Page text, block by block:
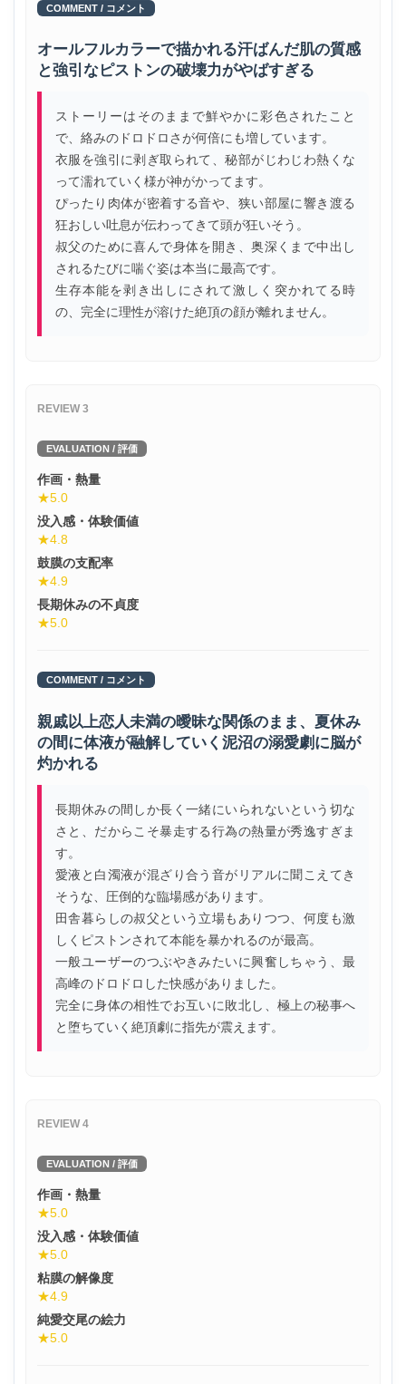
COMMENT / コメント
オールフルカラーで描かれる汗ばんだ肌の質感
と強引なピストンの破壊力がやばすぎる
ストーリーはそのままで鮮やかに彩色されたこと
で、絡みのドロドロさが何倍にも増しています。
衣服を強引に剥ぎ取られて、秘部がじわじわ熱くな
って濡れていく様が神がかってます。
ぴったり肉体が密着する音や、狭い部屋に響き渡る
狂おしい吐息が伝わってきて頭が狂いそう。
叔父のために喜んで身体を開き、奥深くまで中出し
されるたびに喘ぐ姿は本当に最高です。
生存本能を剥き出しにされて激しく突かれてる時
の、完全に理性が溶けた絶頂の顔が離れません。
REVIEW 3
EVALUATION / 評価
作画・熱量
★5.0
没入感・体験価値
★4.8
鼓膜の支配率
★4.9
長期休みの不貞度
★5.0
COMMENT / コメント
親戚以上恋人未満の曖昧な関係のまま、夏休み
の間に体液が融解していく泥沼の溺愛劇に脳が
灼かれる
長期休みの間しか長く一緒にいられないという切な
さと、だからこそ暴走する行為の熱量が秀逸すぎま
す。
愛液と白濁液が混ざり合う音がリアルに聞こえてき
そうな、圧倒的な臨場感があります。
田舎暮らしの叔父という立場もありつつ、何度も激
しくピストンされて本能を暴かれるのが最高。
一般ユーザーのつぶやきみたいに興奮しちゃう、最
高峰のドロドロした快感がありました。
完全に身体の相性でお互いに敗北し、極上の秘事へ
と堕ちていく絶頂劇に指先が震えます。
REVIEW 4
EVALUATION / 評価
作画・熱量
★5.0
没入感・体験価値
★5.0
粘膜の解像度
★4.9
純愛交尾の絵力
★5.0